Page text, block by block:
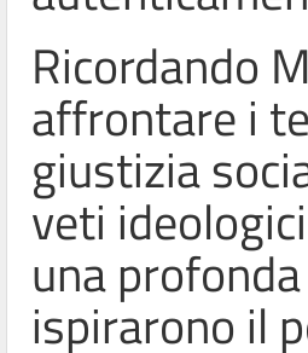
Ricordando
affrontare i
giustizia
veti
una
ispirarono il